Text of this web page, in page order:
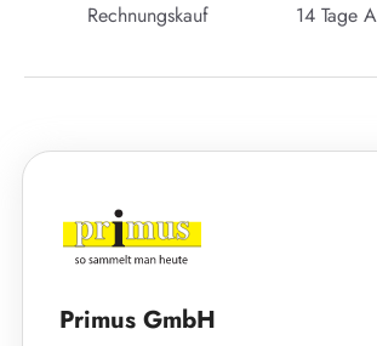
Rechnungskauf 14 Tage
Primus GmbH